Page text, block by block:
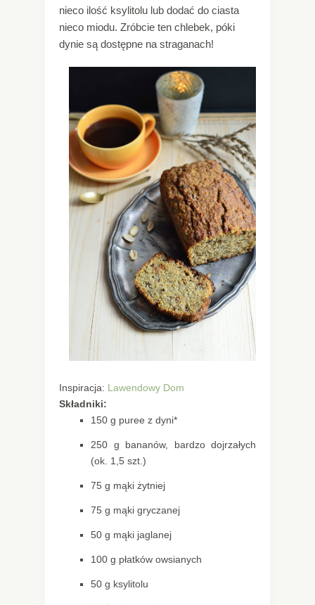
nieco ilość ksylitolu lub dodać do ciasta
nieco miodu. Zróbcie ten chlebek, póki
dynie są dostępne na straganach!
Inspiracja: Lawendowy Dom
Składniki:
150 g puree z dyni*
250 g bananów, bardzo dojrzałych
(ok. 1,5 szt.)
75 g mąki żytniej
75 g mąki gryczanej
50 g mąki jaglanej
100 g płatków owsianych
50 g ksylitolu